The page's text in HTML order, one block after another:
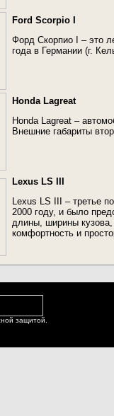
Ford Scorpio I
Форд Скорпио I – это
года в Германии (г.
Honda Lagreat
Honda Lagreat –
Внешние габариты
Lexus LS III
Lexus LS III – третье
2000 году, и было
длины, ширины кузова,
комфортность и
защитой.